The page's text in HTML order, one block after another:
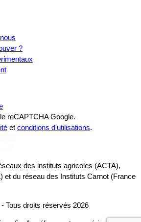
?
reCAPTCHA Google.
et conditions d'utilisations.
des instituts agricoles (ACTA),
et du réseau des Instituts Carnot (France
Tous droits réservés 2026